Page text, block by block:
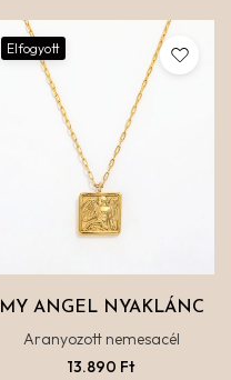
Elfogyott
MY ANGEL NYAKLÁNC
Aranyozott nemesacél
13.890 Ft